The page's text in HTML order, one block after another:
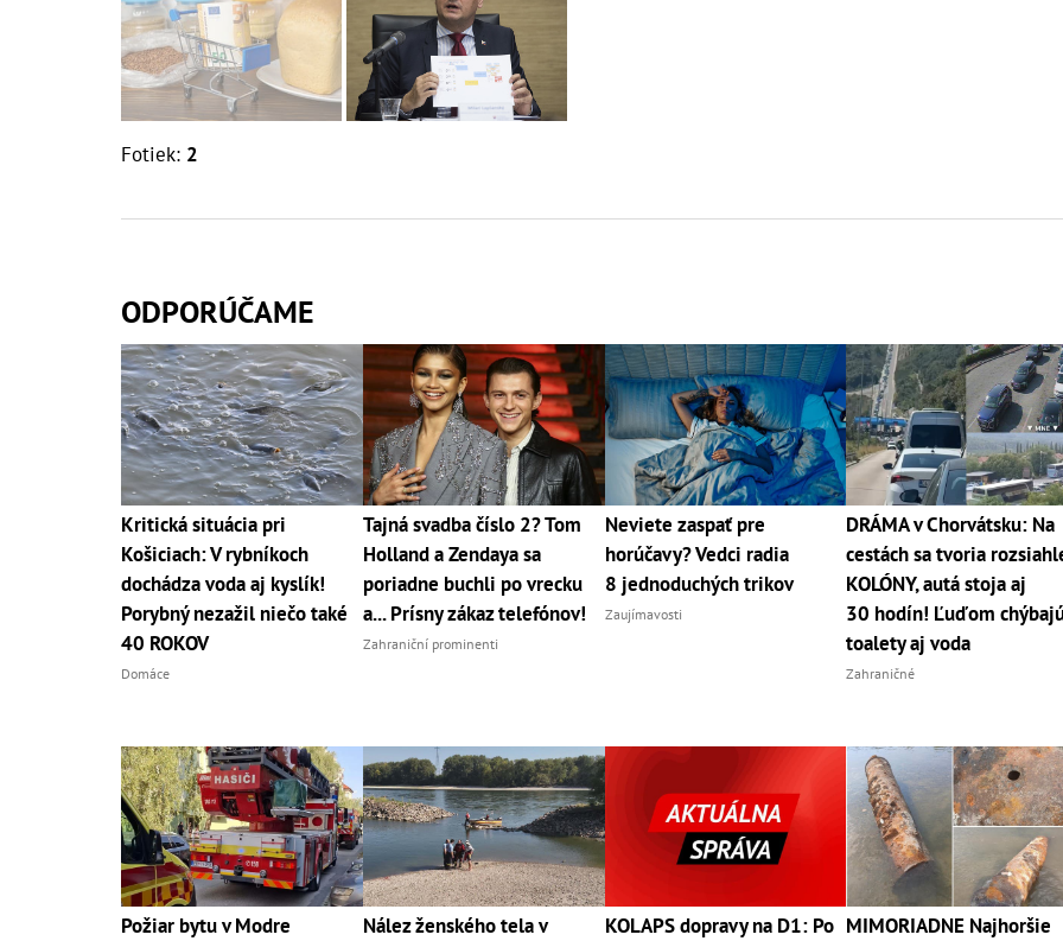
Fotiek: 2
ODPORÚČAME
Kritická situácia pri
Košiciach: V rybníkoch
dochádza voda aj kyslík!
Porybný nezažil niečo také
40 ROKOV
Domáce
Tajná svadba číslo 2? Tom
Holland a Zendaya sa
poriadne buchli po vrecku
a... Prísny zákaz telefónov!
Zahraniční prominenti
Neviete zaspať pre
horúčavy? Vedci radia
8 jednoduchých trikov
Zaujímavosti
DRÁMA v Chorvátsku: Na
cestách sa tvoria
KOLÓNY, autá stoja aj
30 hodín! Ľuďom
toalety aj voda
Zahraničné
Požiar bytu v Modre
Nález ženského tela v
KOLAPS dopravy na D1: Po MIMORIADNE Najhoršie